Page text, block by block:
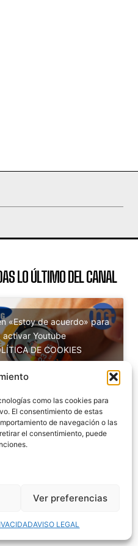
como las cookies para
El consentimiento de estas
de navegación o las
el consentimiento, puede
Ver preferencias
AVISO LEGAL
LO ÚLTIMO DEL CANAL
«Estoy de acuerdo» para
activar Youtube
DE COOKIES
Estoy de acuerdo